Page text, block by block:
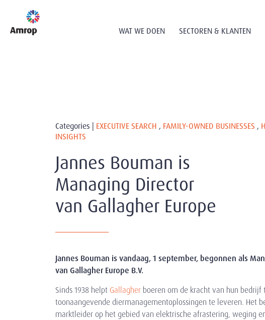
WAT WE DOEN SECTOREN & KLANTEN
Categories | EXECUTIVE SEARCH , FAMILY-OWNED BUSINESSES ,
INSIGHTS
Jannes Bouman is
Managing Director
van Gallagher Europe
Jannes Bouman is vandaag, 1 september, begonnen als
van Gallagher Europe B.V.
Sinds 1938 helpt Gallagher boeren om de kracht van hun bedrijf
toonaangevende diermanagementoplossingen te leveren. Het
marktleider op het gebied van elektrische afrastering, weging